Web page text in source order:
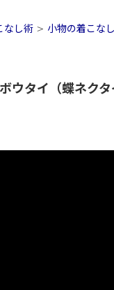
なし術 > 小物の着こなし
ボウタイ（蝶ネク